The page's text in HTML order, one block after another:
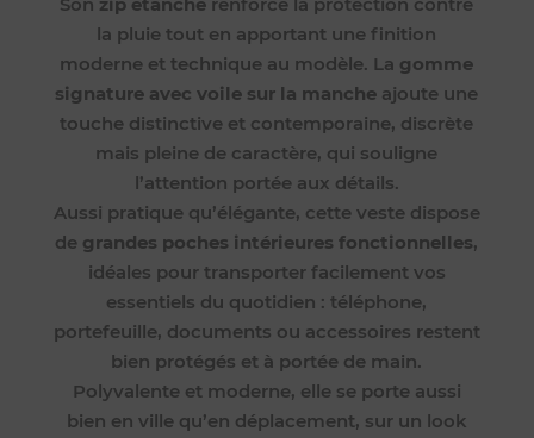
la pluie tout en apportant une finition
moderne et technique au modèle. La gomme
signature avec voile sur la manche ajoute une
touche distinctive et contemporaine, discrète
mais pleine de caractère, qui souligne
l’attention portée aux détails.
Aussi pratique qu’élégante, cette veste dispose
de grandes poches intérieures fonctionnelles,
idéales pour transporter facilement vos
essentiels du quotidien : téléphone,
portefeuille, documents ou accessoires restent
bien protégés et à portée de main.
Polyvalente et moderne, elle se porte aussi
bien en ville qu’en déplacement, sur un look